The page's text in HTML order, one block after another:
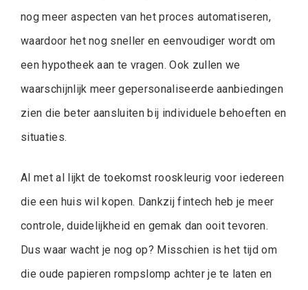
nog meer aspecten van het proces automatiseren,
waardoor het nog sneller en eenvoudiger wordt om
een hypotheek aan te vragen. Ook zullen we
waarschijnlijk meer gepersonaliseerde aanbiedingen
zien die beter aansluiten bij individuele behoeften en
situaties.
Al met al lijkt de toekomst rooskleurig voor iedereen
die een huis wil kopen. Dankzij fintech heb je meer
controle, duidelijkheid en gemak dan ooit tevoren.
Dus waar wacht je nog op? Misschien is het tijd om
die oude papieren rompslomp achter je te laten en